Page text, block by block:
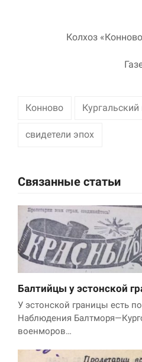
Колхоз
Конново
свидетели эпох
Связанные статьи
Балтийцы у эстонской
У эстонской границы есть
Наблюдения
военморов…